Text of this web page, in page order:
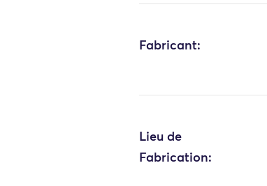
Fabricant:
Lieu de
Fabrication: